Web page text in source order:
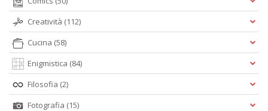
Creatività (112)
Cucina (58)
Enigmistica (84)
Filosofia (2)
Fotografia (15)